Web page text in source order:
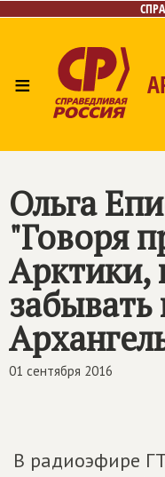
≡
Ольга
"Говоря
Арктики,
забывать
01 сентября 2016
В радиоэфире